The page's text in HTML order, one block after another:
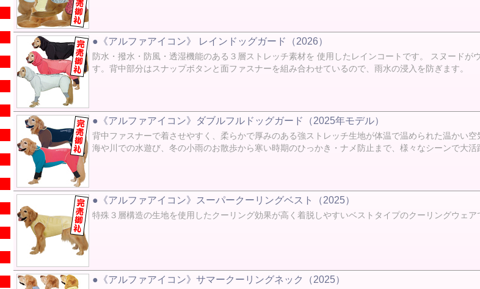
●《アルファアイコン》 レインドッグガード（2026）
防水・撥水・防風・透湿機能のある３層ストレッチ素材を 使用したレインコートです。 スヌード
す。背中部分はスナップボタンと面ファスナーを組み合わせているので、雨水の浸入を防ぎます。
●《アルファアイコン》ダブルフルドッグガード（2025年モデル）
背中ファスナーで着させやすく、柔らかで厚みのある強ストレッチ生地が体温で温められた温かい
海や川での水遊び、冬の小雨のお散歩から寒い時期のひっかき・ナメ防止まで、様々なシーンで大活
●《アルファアイコン》スーパークーリングベスト（2025）
特殊３層構造の生地を使用したクーリング効果が高く着脱しやすいベストタイプのクーリングウェ
●《アルファアイコン》サマークーリングネック（2025）